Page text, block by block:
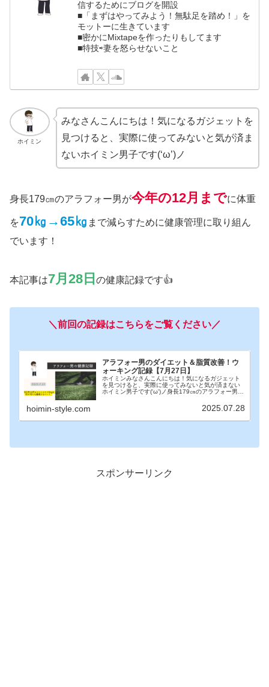
信するためにブログを開設
■「まずはやってみよう！無駄足を踏め！」を
モットーに生きています
■密かにMixtapeを作ったりもしてます
■特技⇨妻を怒らせないこと
ホイミン
みなさんこんにちは！気になるガジェットを
見つけると、実際に使ってみないと気が済ま
ないホイミン男子です(‘ω’)ノ
身長179㎝のアラフォー男が今年の12月までに体重
を70㎏→65㎏ まで減らすために健康管理に取り組ん
でいます！
本記事は7月28日 の健康記録です👍
＼前回の記録はこちらをご覧ください／
アラフォー男のダイエット＆脂質改善！ウ
ォーキング記録【7月27日】
ホイミンみなさんこんにちは！気になるガジェット
を見つけると、実際に使ってみないと気が済まない
ホイミン男子です('ω')ノ身長179㎝のアラフォー男が
に健康管理に取り組んでいます！本記事は7...
hoimin-style.com 2025.07.28
スポンサーリンク